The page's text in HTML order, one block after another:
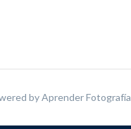
byAprender Fotografía